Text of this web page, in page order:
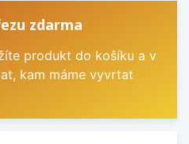
zdarma
produkt do košíku a v
kam máme vyvrtat